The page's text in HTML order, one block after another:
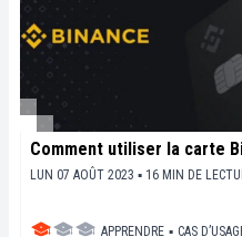
Comment utiliser la carte
LUN 07 AOÛT 2023 ▪ 16 MIN DE
APPRENDRE ▪ CAS